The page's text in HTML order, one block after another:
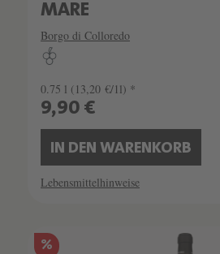
MARE
Borgo di Colloredo
0.75 l (13,20 €/1l) *
9,90 €
IN DEN WARENKORB
Lebensmittelhinweise
%